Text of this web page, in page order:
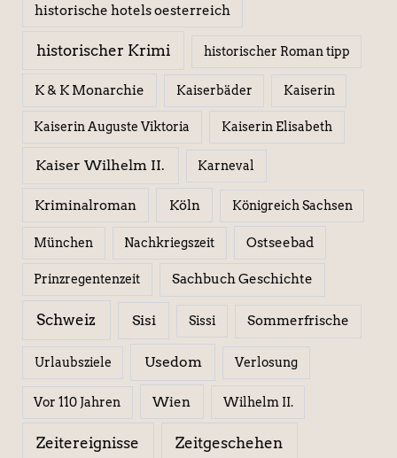
historische hotels oesterreich
historischer Krimi historischer Roman tipp
K & K Monarchie Kaiserbäder Kaiserin
Kaiserin Auguste Viktoria Kaiserin Elisabeth
Kaiser Wilhelm II. Karneval
Kriminalroman Köln Königreich Sachsen
München Nachkriegszeit Ostseebad
Prinzregentenzeit Sachbuch Geschichte
Schweiz Sisi Sissi Sommerfrische
Urlaubsziele Usedom Verlosung
Vor 110 Jahren Wien Wilhelm II.
Zeitereignisse Zeitgeschehen